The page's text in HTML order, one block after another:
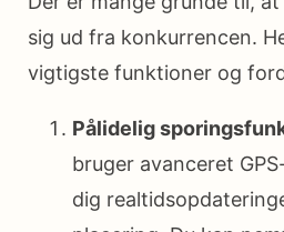
sig ud fra konkurrencen.
vigtigste funktioner og
Pålidelig
bruger avanceret
dig